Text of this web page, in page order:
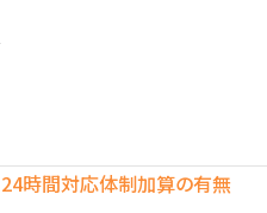
24時間対応体制加算の有無